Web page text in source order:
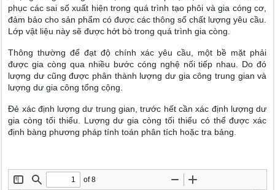
phục các sai số xuất hiện trong quá trình tạo phôi và gia cóng cơ,
đảm bảo cho sản phẩm có được các thông số chất lượng yêu cầu.
Lớp vật liệu này sẽ được hớt bò trong quá trình gia còng.
Thông thường để đạt độ chính xác yêu cầu, một bề mặt phải
được gia còng qua nhiều bước cóng nghệ nối tiếp nhau. Do đó
lượng dư cũng được phân thành lượng dư gia công trung gian và
lượng dư gia công tổng cộng.
Đẻ xác định lượng dư trung gian, trước hết cần xác định lượng dư
gia còng tối thiểu. Lượng dư gia còng tối thiểu có thể được xác
định bàng phương pháp tính toán phân tích hoặc tra bảng.